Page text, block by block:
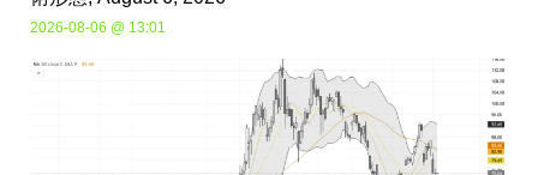
2026-08-06 @ 13:01